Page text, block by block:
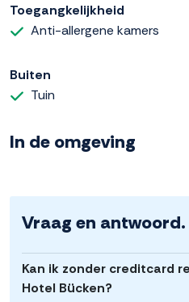
Toegangkelijkheid
Anti-allergene kamers
Buiten
Tuin
In de omgeving
Vraag en antwoord.
Kan ik zonder creditcard
Hotel Bücken?